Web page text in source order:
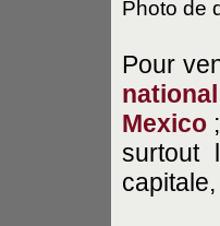
Photo de
Pour
Mexico